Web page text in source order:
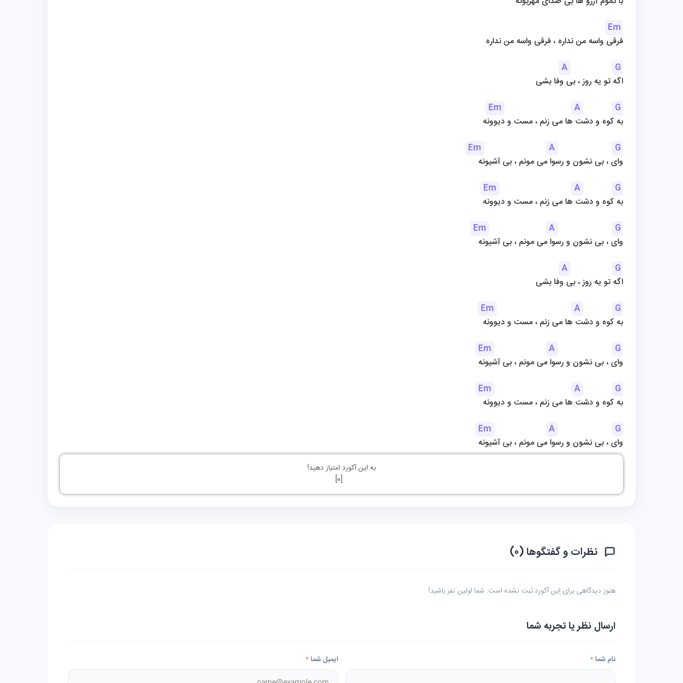
Em
فرقی واسه من نداره ، فرقی واسه من نداره
A
G
اگه تو یه روز ، بی وفا بشی
Em
A
G
به کوه و دشت ها می زنم ، مست و دیوونه
Em
A
G
وای ، بی نشون و رسوا می مونم ، بی آشیونه
Em
A
G
به کوه و دشت ها می زنم ، مست و دیوونه
Em
A
G
وای ، بی نشون و رسوا می مونم ، بی آشیونه
A
G
اگه تو یه روز ، بی وفا بشی
Em
A
G
به کوه و دشت ها می زنم ، مست و دیوونه
Em
A
G
وای ، بی نشون و رسوا می مونم ، بی آشیونه
Em
A
G
به کوه و دشت ها می زنم ، مست و دیوونه
Em
A
G
وای ، بی نشون و رسوا می مونم ، بی آشیونه
به این آکورد امتیاز دهید!
[
0
]
نظرات و گفتگوها (۰)
هنوز دیدگاهی برای این آکورد ثبت نشده است. شما اولین نفر باشید!
ارسال نظر یا تجربه شما
نام شما* ایمیل شما*